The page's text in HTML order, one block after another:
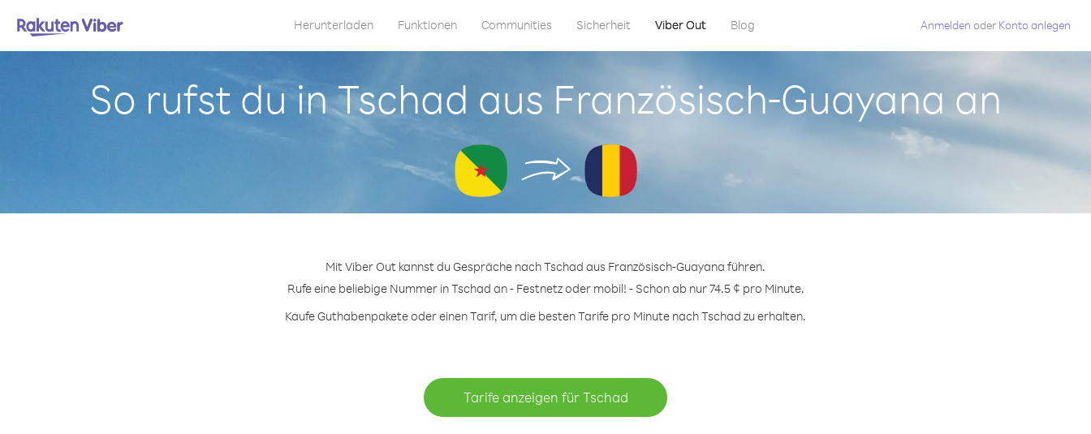
Herunterladen Funktionen Communities Sicherheit Viber Out Blog Anmelden oder Konto anlegen
So rufst du in Tschad aus Französisch-Guayana an
Mit Viber Out kannst du Gespräche nach Tschad aus Französisch-Guayana führen.
Rufe eine beliebige Nummer in Tschad an - Festnetz oder mobil! - Schon ab nur 74.5 ¢ pro Minute.
Kaufe Guthabenpakete oder einen Tarif, um die besten Tarife pro Minute nach Tschad zu erhalten.
Tarife anzeigen für Tschad